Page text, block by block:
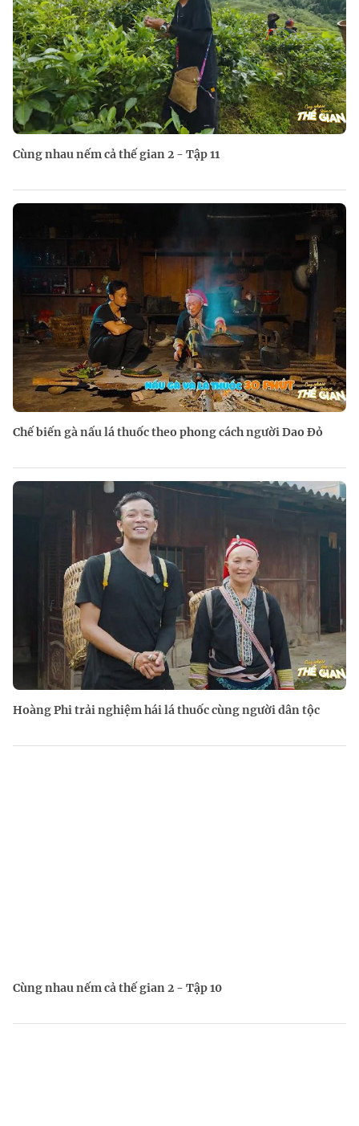
Cùng nhau nếm cả thế gian 2 - Tập 11
Chế biến gà nấu lá thuốc theo phong cách người Dao Đỏ
Hoàng Phi trải nghiệm hái lá thuốc cùng người dân tộc
Cùng nhau nếm cả thế gian 2 - Tập 10